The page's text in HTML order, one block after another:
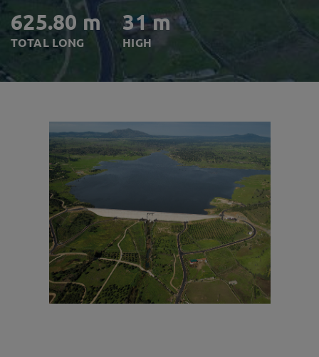
625.80 m
TOTAL LONG
31 m
HIGH